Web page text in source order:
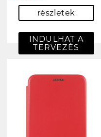
részletek
INDULHAT A
TERVEZÉS